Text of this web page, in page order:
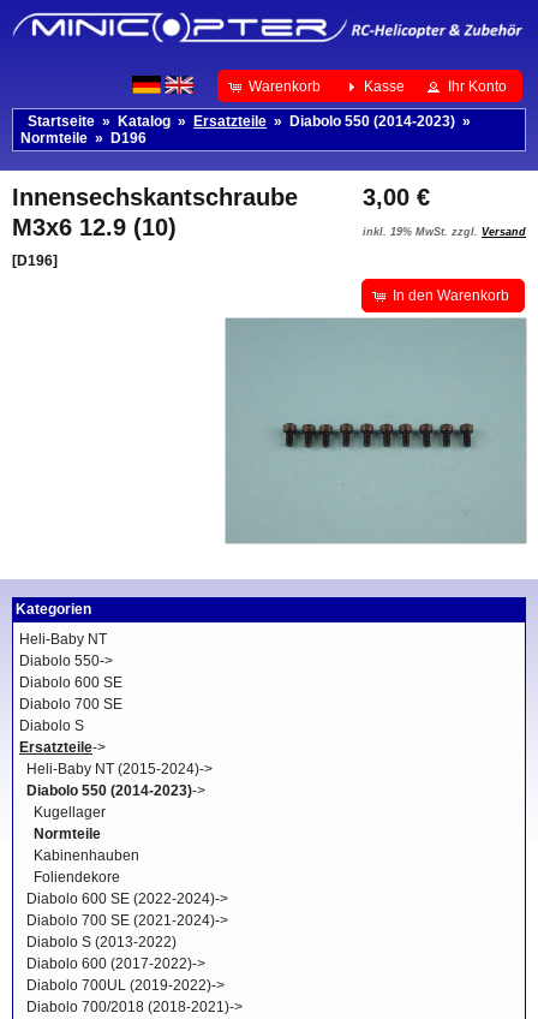
Warenkorb Kasse Ihr Konto
Startseite » Katalog » Ersatzteile » Diabolo 550 (2014-2023) »
Normteile » D196
3,00 €
inkl. 19% MwSt. zzgl. Versand
Innensechskantschraube
M3x6 12.9 (10)
[D196]
In den Warenkorb
Kategorien
Heli-Baby NT
Diabolo 550->
Diabolo 600 SE
Diabolo 700 SE
Diabolo S
Ersatzteile->
Heli-Baby NT (2015-2024)->
Diabolo 550 (2014-2023)->
Kugellager
Normteile
Kabinenhauben
Foliendekore
Diabolo 600 SE (2022-2024)->
Diabolo 700 SE (2021-2024)->
Diabolo S (2013-2022)
Diabolo 600 (2017-2022)->
Diabolo 700UL (2019-2022)->
Diabolo 700/2018 (2018-2021)->